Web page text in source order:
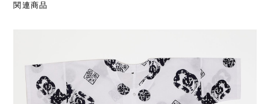
関連商品